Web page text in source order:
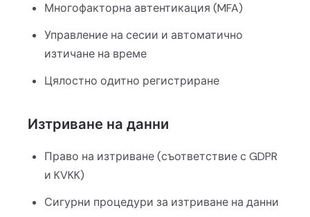
Многофакторна автентикация (MFA)
Управление на сесии и автоматично
изтичане на време
Цялостно одитно регистриране
Изтриване на данни
Право на изтриване (съответствие с GDPR
и KVKK)
Сигурни процедури за изтриване на данни